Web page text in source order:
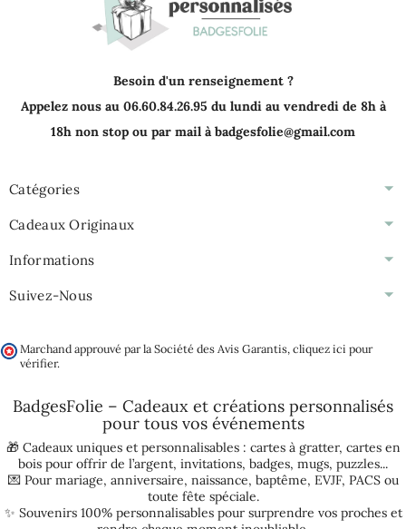
Besoin d'un renseignement ?
Appelez nous au 06.60.84.26.95 du lundi au vendredi de 8h à
18h non stop ou par mail à badgesfolie@gmail.com
Catégories
Cadeaux Originaux
Informations
Suivez-Nous
Marchand approuvé par la Société des Avis Garantis, cliquez ici pour
vérifier.
BadgesFolie – Cadeaux et créations personnalisés
pour tous vos événements
🎁 Cadeaux uniques et personnalisables : cartes à gratter, cartes en
bois pour offrir de l’argent, invitations, badges, mugs, puzzles...
💌 Pour mariage, anniversaire, naissance, baptême, EVJF, PACSou
toute fête spéciale.
✨ Souvenirs 100% personnalisables pour surprendre vos proches et